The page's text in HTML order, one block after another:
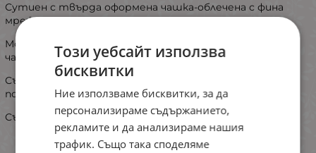
Сутиен с твърда оформена чашка-облечена с фина
мрежа .
Моделът е с лека подплънка в долната част на
чашката .
Със свалящи презрамки и двойно закопчаване на
подгръдната обиколка.
Състав 93 % полиамид 7% еластан .
Този уебсайт използва
бисквитки
Ние използваме бисквитки, за да
персонализираме съдържанието,
рекламите и да анализираме нашия
трафик. Също така споделяме